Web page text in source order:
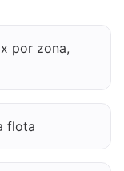
por zona,
flota